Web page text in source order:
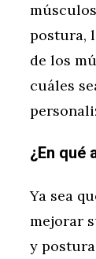
postura,
de los
cuáles
¿En qué
Ya sea
mejorar
y